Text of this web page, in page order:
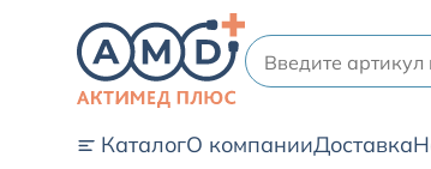
КаталогО компанииДоставка